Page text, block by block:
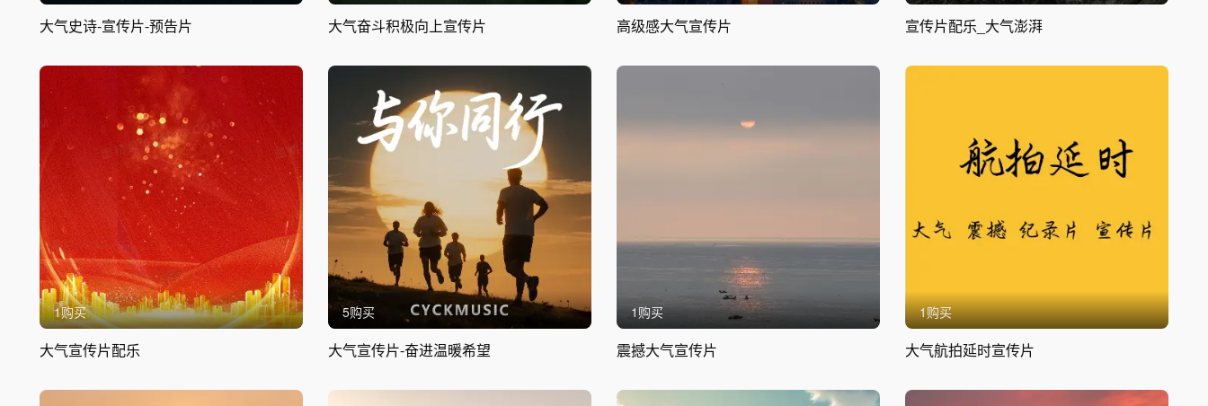
大气史诗-宣传片-预告片 大气奋斗积极向上宣传片 高级感大气宣传片 宣传片配乐_大气澎湃
1购买
大气宣传片配乐
5购买
大气宣传片-奋进温暖希望
1购买
震撼大气宣传片
1购买
大气航拍延时宣传片